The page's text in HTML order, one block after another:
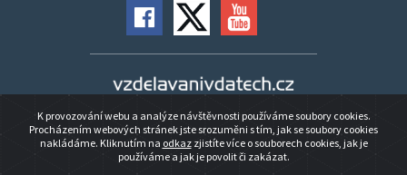
Vzdělávání v datech
Prohlášení o přístupnosti
© 2026 ČESKÁ ŠKOLNÍ INSPEKCE ČR
K provozování webu a analýze návštěvnosti používáme soubory cookies.
Procházením webových stránek jste srozuměni s tím, jak se soubory cookies
nakládáme. Kliknutím na odkazzjistíte více o souborech cookies, jak je
používáme a jak je povolit či zakázat.